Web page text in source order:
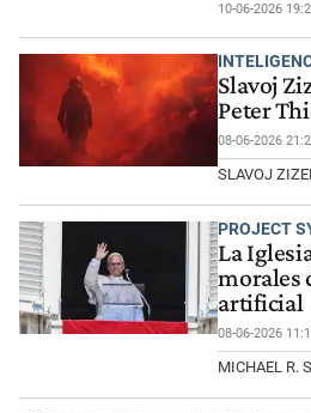
10-06-2026
Slavoj
Peter
08-06-2026
SLAVOJ
PROJECT
La
morales
artificial
08-06-2026
MICHAEL R.